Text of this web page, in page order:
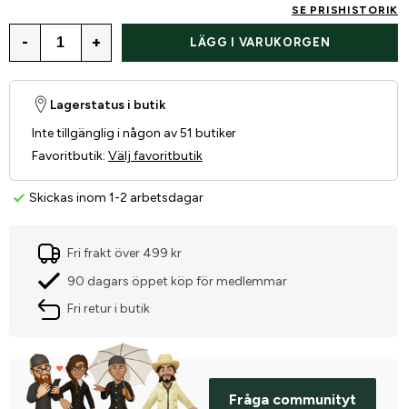
SE PRISHISTORIK
- + LÄGG I VARUKORGEN
Skickas inom 1-2 arbetsdagar
Lagerstatus i butik
Inte tillgänglig i någon av 51 butiker
Favoritbutik: Välj favoritbutik
Fri frakt över 499 kr
90 dagars öppet köp för medlemmar
Fri retur i butik
Fråga communityt